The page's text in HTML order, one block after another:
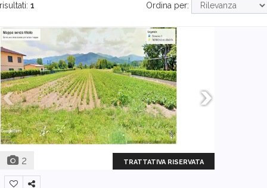
risultati: 1 Ordina per:
2 TRATTATIVA RISERVATA